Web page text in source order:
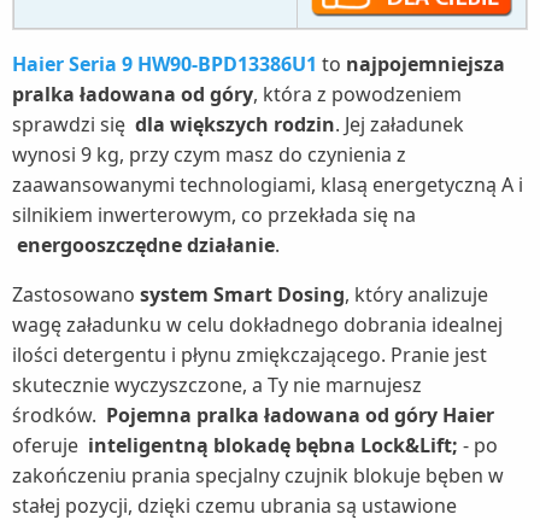
Haier Seria 9 HW90-BPD13386U1 to najpojemniejsza
pralka ładowana od góry, która z powodzeniem
sprawdzi się dla większych rodzin. Jej załadunek
wynosi 9 kg, przy czym masz do czynienia z
zaawansowanymi technologiami, klasą energetyczną A i
silnikiem inwerterowym, co przekłada się na
energooszczędne działanie.
Zastosowano system Smart Dosing, który analizuje
wagę załadunku w celu dokładnego dobrania idealnej
ilości detergentu i płynu zmiękczającego. Pranie jest
skutecznie wyczyszczone, a Ty nie marnujesz
środków. Pojemna pralka ładowana od góry Haier
oferuje inteligentną blokadę bębna Lock&Lift; - po
zakończeniu prania specjalny czujnik blokuje bęben w
stałej pozycji, dzięki czemu ubrania są ustawione